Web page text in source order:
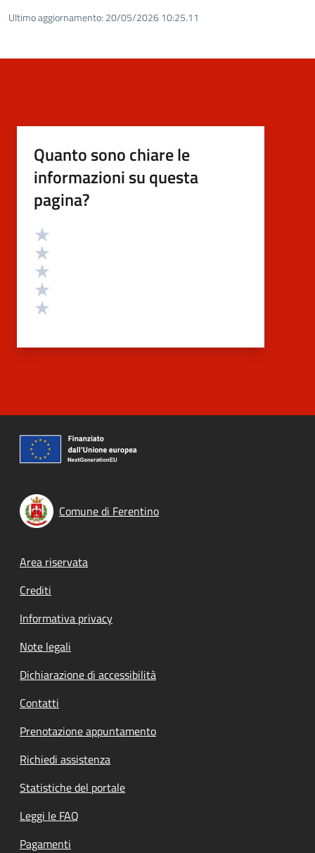
Ultimo aggiornamento: 20/05/2026 10:25.11
Quanto sono chiare le
informazioni su questa
pagina?
Valutazione
Comune di Ferentino
Footer menu
Area riservata
Crediti
Informativa privacy
Note legali
Dichiarazione di accessibilità
Contatti
Prenotazione appuntamento
Richiedi assistenza
Statistiche del portale
Leggi le FAQ
Pagamenti